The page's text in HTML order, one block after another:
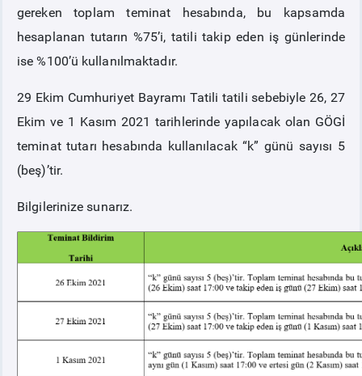
BÜLTENLER
DUYURULAR
BT HİZMET YÖNETİM SİSTEMİ POLİTİKAMIZ
gereken toplam teminat hesabında, bu kapsamda
hesaplanan tutarın %75’i, tatili takip eden iş günlerinde
ise %100’ü kullanılmaktadır.
29 Ekim Cumhuriyet Bayramı Tatili tatili sebebiyle 26, 27
Ekim ve 1 Kasım 2021 tarihlerinde yapılacak olan GÖGİ
teminat tutarı hesabında kullanılacak “k” günü sayısı 5
(beş)’tir.
Bilgilerinize sunarız.